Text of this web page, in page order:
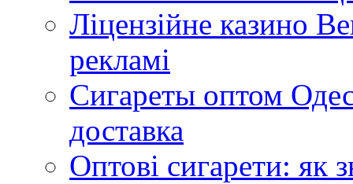
Ліцензійне казино
рекламі
Сигареты оптом
доставка
Оптові сигарети: як